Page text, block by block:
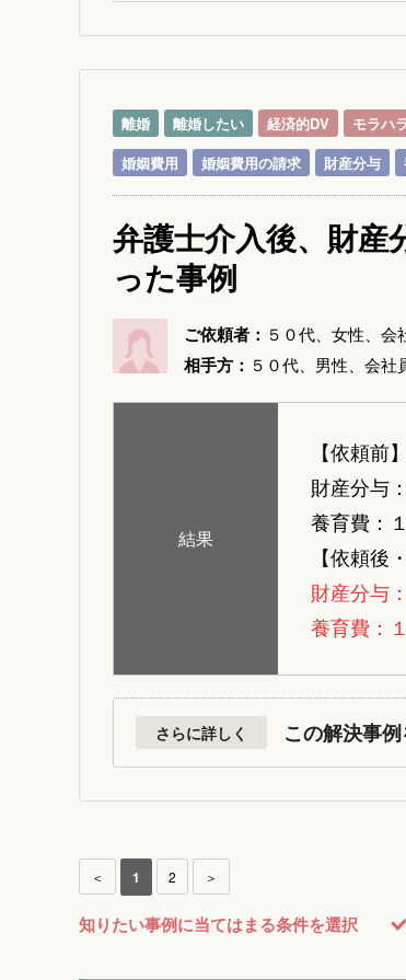
離婚 離婚したい 経済的DV モラハ
婚姻費用
婚姻費用の請求 財産分与
弁護士介入後、財産
った事例
ご依頼者： ５０代、女性、
相手方： ５０代、男性、会
結果
【依頼前】
財産分与
養育費：
【依頼後
財産分与
養育費：
さらに詳しく この解決事
＜ 1 2 ＞
知りたい事例に当てはまる条件を選択